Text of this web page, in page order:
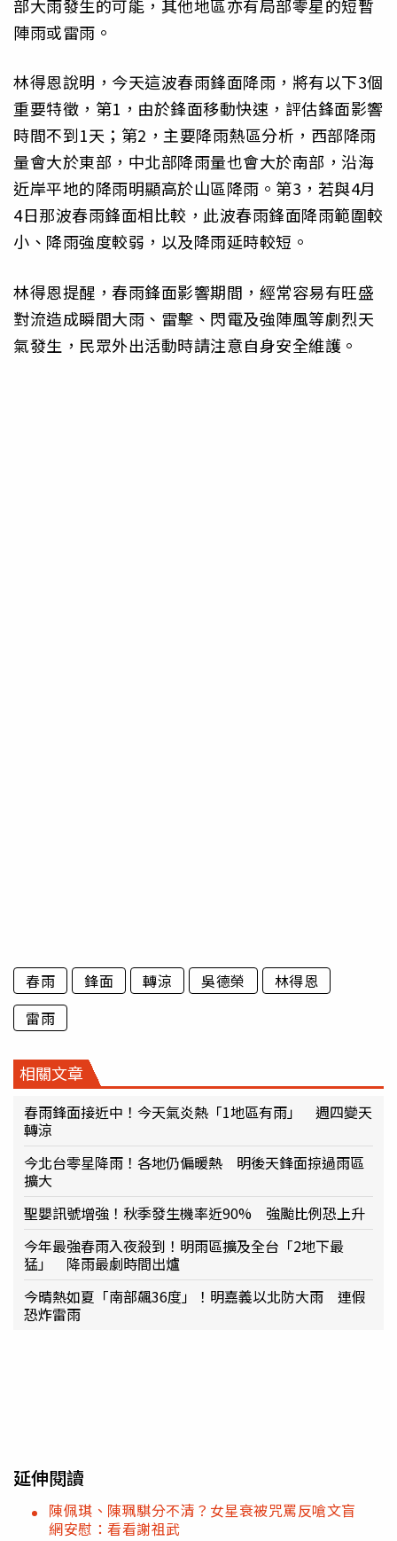
部大雨發生的可能，其他地區亦有局部零星的短暫
陣雨或雷雨。
林得恩說明，今天這波春雨鋒面降雨，將有以下3個
重要特徵，第1，由於鋒面移動快速，評估鋒面影響
時間不到1天；第2，主要降雨熱區分析，西部降雨
量會大於東部，中北部降雨量也會大於南部，沿海
近岸平地的降雨明顯高於山區降雨。第3，若與4月
4日那波春雨鋒面相比較，此波春雨鋒面降雨範圍較
小、降雨強度較弱，以及降雨延時較短。
林得恩提醒，春雨鋒面影響期間，經常容易有旺盛
對流造成瞬間大雨、雷擊、閃電及強陣風等劇烈天
氣發生，民眾外出活動時請注意自身安全維護。
春雨 鋒面 轉涼 吳德榮
林得恩
雷雨
相關文章
春雨鋒面接近中！今天氣炎熱「1地區有雨」 週四變天
轉涼
今北台零星降雨！各地仍偏暖熱 明後天鋒面掠過雨區
擴大
聖嬰訊號增強！秋季發生機率近90% 強颱比例恐上升
今年最強春雨入夜殺到！明雨區擴及全台「2地下最
猛」 降雨最劇時間出爐
今晴熱如夏「南部飆36度」！明嘉義以北防大雨 連假
恐炸雷雨
延伸閱讀
陳佩琪、陳珮騏分不清？女星衰被咒罵反嗆文盲
網安慰：看看謝祖武